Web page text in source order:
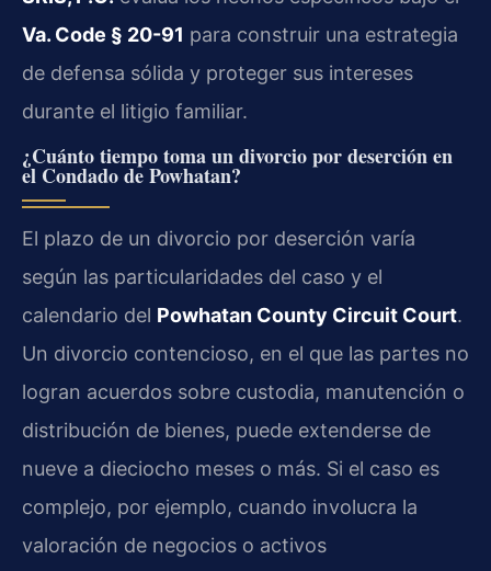
Va. Code § 20-91 para construir una estrategia
de defensa sólida y proteger sus intereses
durante el litigio familiar.
¿Cuánto tiempo toma un divorcio por deserción en
el Condado de Powhatan?
El plazo de un divorcio por deserción varía
según las particularidades del caso y el
calendario del Powhatan County Circuit Court.
Un divorcio contencioso, en el que las partes no
logran acuerdos sobre custodia, manutención o
distribución de bienes, puede extenderse de
nueve a dieciocho meses o más. Si el caso es
complejo, por ejemplo, cuando involucra la
valoración de negocios o activos